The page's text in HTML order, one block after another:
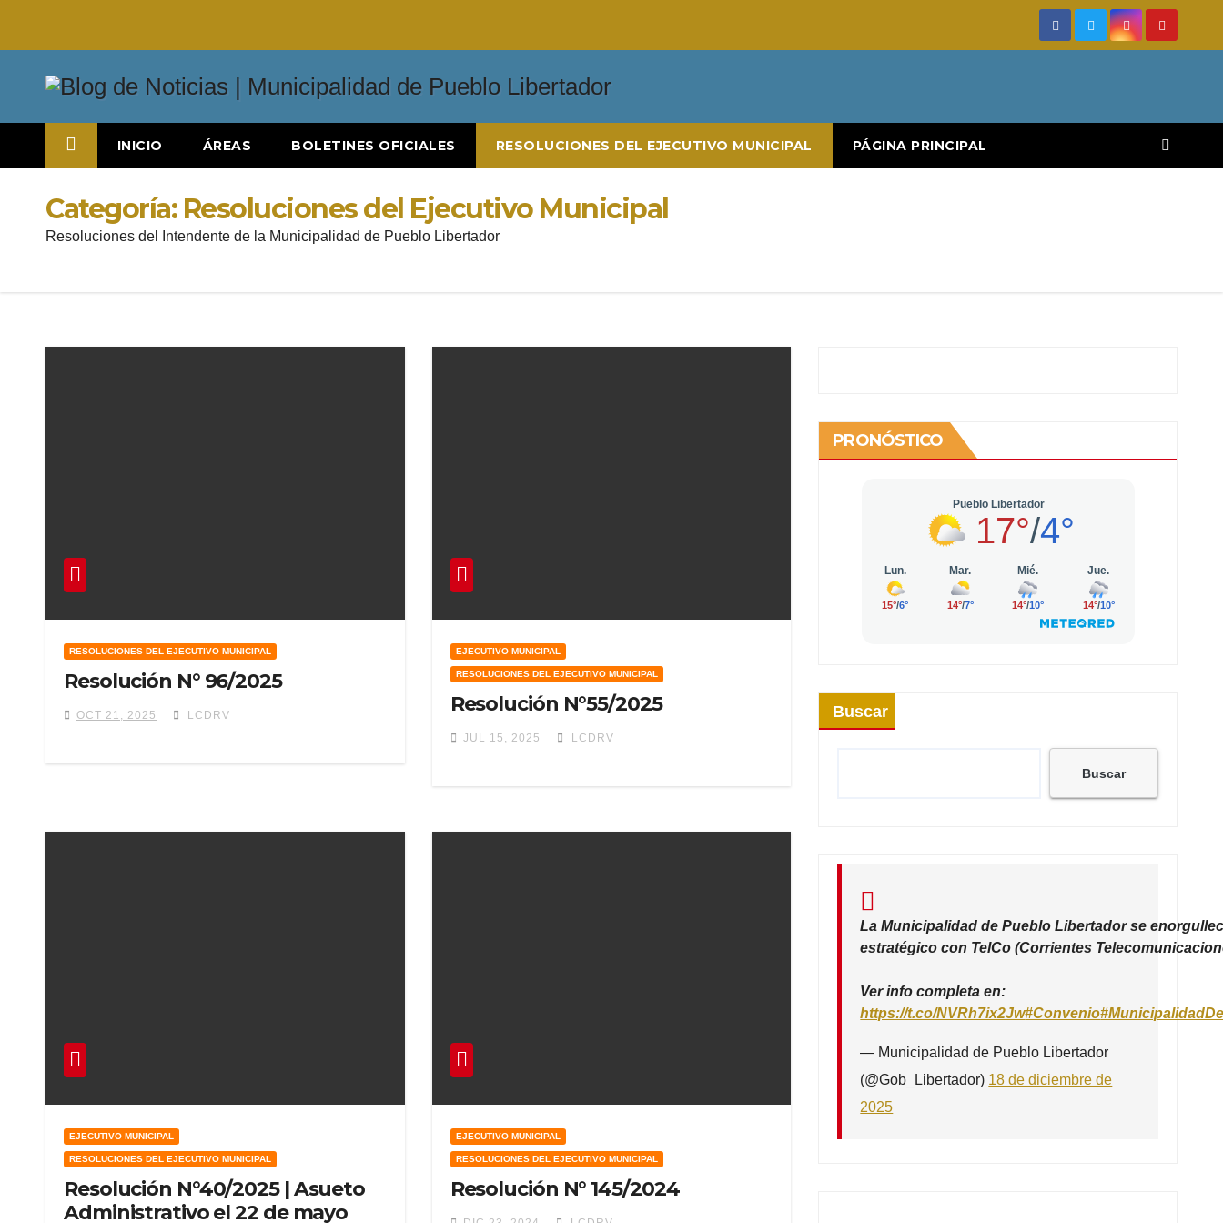
INICIO ÁREAS BOLETINES OFICIALES RESOLUCIONES DEL EJECUTIVO MUNICIPAL PÁGINA PRINCIPAL
Categoría: Resoluciones del Ejecutivo Municipal
Resoluciones del Intendente de la Municipalidad de Pueblo Libertador
RESOLUCIONES DEL EJECUTIVO MUNICIPAL
Resolución N° 96/2025
OCT 21, 2025 LCDRV
EJECUTIVO MUNICIPAL
RESOLUCIONES DEL EJECUTIVO MUNICIPAL
Resolución N°55/2025
JUL 15, 2025 LCDRV
EJECUTIVO MUNICIPAL
RESOLUCIONES DEL EJECUTIVO MUNICIPAL
Resolución N°40/2025 | Asueto
Administrativo el 22 de mayo
EJECUTIVO MUNICIPAL
RESOLUCIONES DEL EJECUTIVO MUNICIPAL
Resolución N° 145/2024
PRONÓSTICO
Buscar
Buscar
La Municipalidad de Pueblo Libertador se
estratégico con TelCo (Corrientes
Ver info completa en:
https://t.co/NVRh7ix2Jw#Convenio
— Municipalidad de Pueblo Libertador
(@Gob_Libertador) 18 de diciembre de
2025